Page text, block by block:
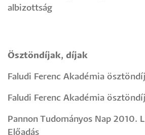
albizottság
Ösztöndíjak, díjak
Faludi Ferenc Akadémia
Faludi Ferenc Akadémia
Pannon Tudományos Nap 2010.
Előadás